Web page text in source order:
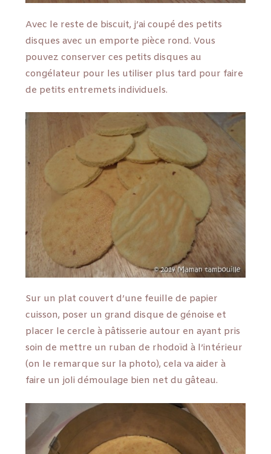
Avec le reste de biscuit, j’ai coupé des petits
disques avec un emporte pièce rond. Vous
pouvez conserver ces petits disques au
congélateur pour les utiliser plus tard pour faire
de petits entremets individuels.
Sur un plat couvert d’une feuille de papier
cuisson, poser un grand disque de génoise et
placer le cercle à pâtisserie autour en ayant pris
soin de mettre un ruban de rhodoïd à l’intérieur
(on le remarque sur la photo), cela va aider à
faire un joli démoulage bien net du gâteau.